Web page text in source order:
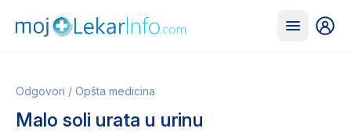
Odgovori / Opšta medicina
Malo soli urata u urinu